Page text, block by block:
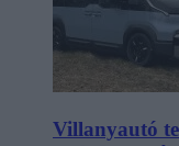
Villanyautó